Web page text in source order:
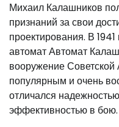
Михаил Калашников
признаний за свои
проектирования. В
автомат Автомат
вооружение Советской
популярным и очень
отличался
эффективностью в бою.